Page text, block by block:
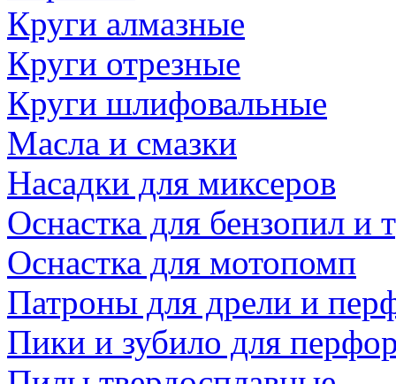
Круги алмазные
Круги отрезные
Круги шлифовальные
Масла и смазки
Насадки для миксеров
Оснастка для бензопил и
Оснастка для мотопомп
Патроны для дрели и
Пики и зубило для